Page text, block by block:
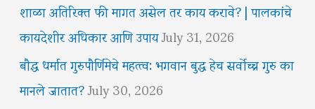
शाळा अतिरिक्त फी मागत असेल तर काय करावे? | पालकांचे
कायदेशीर अधिकार आणि उपायJuly 31, 2026
बौद्ध धर्मात गुरुपौर्णिमेचे महत्त्व: भगवान बुद्ध हेच सर्वोच्च गुरु का
मानले जातात?July 30, 2026